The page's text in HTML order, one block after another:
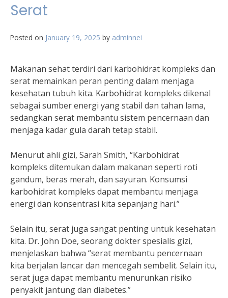
Serat
Posted on January 19, 2025 by adminnei
Makanan sehat terdiri dari karbohidrat kompleks dan
serat memainkan peran penting dalam menjaga
kesehatan tubuh kita. Karbohidrat kompleks dikenal
sebagai sumber energi yang stabil dan tahan lama,
sedangkan serat membantu sistem pencernaan dan
menjaga kadar gula darah tetap stabil.
Menurut ahli gizi, Sarah Smith, “Karbohidrat
kompleks ditemukan dalam makanan seperti roti
gandum, beras merah, dan sayuran. Konsumsi
karbohidrat kompleks dapat membantu menjaga
energi dan konsentrasi kita sepanjang hari.”
Selain itu, serat juga sangat penting untuk kesehatan
kita. Dr. John Doe, seorang dokter spesialis gizi,
menjelaskan bahwa “serat membantu pencernaan
kita berjalan lancar dan mencegah sembelit. Selain itu,
serat juga dapat membantu menurunkan risiko
penyakit jantung dan diabetes.”